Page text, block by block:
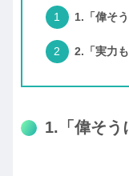
1.「偉そう
2.「実力
1.「偉そう